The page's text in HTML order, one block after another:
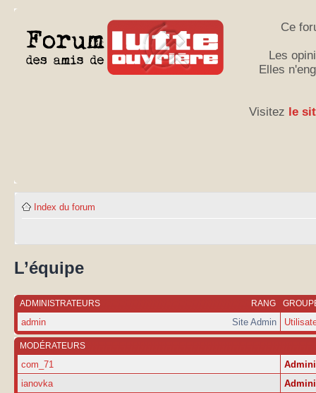
Ce
Les
Elles
Visitez le
Index du forum
L’équipe
RANG
ADMINISTRATEURS
Site Admin
admin
MODÉRATEURS
com_71
ianovka